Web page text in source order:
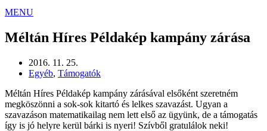
MENU
Méltán Híres Példakép kampány zárása
2016. 11. 25.
Egyéb, Támogatók
Méltán Híres Példakép kampány zárásával elsőként szeretném
megköszönni a sok-sok kitartó és lelkes szavazást. Ugyan a
szavazáson matematikailag nem lett első az ügyünk, de a támogatás
így is jó helyre kerül bárki is nyeri! Szívből gratulálok neki!